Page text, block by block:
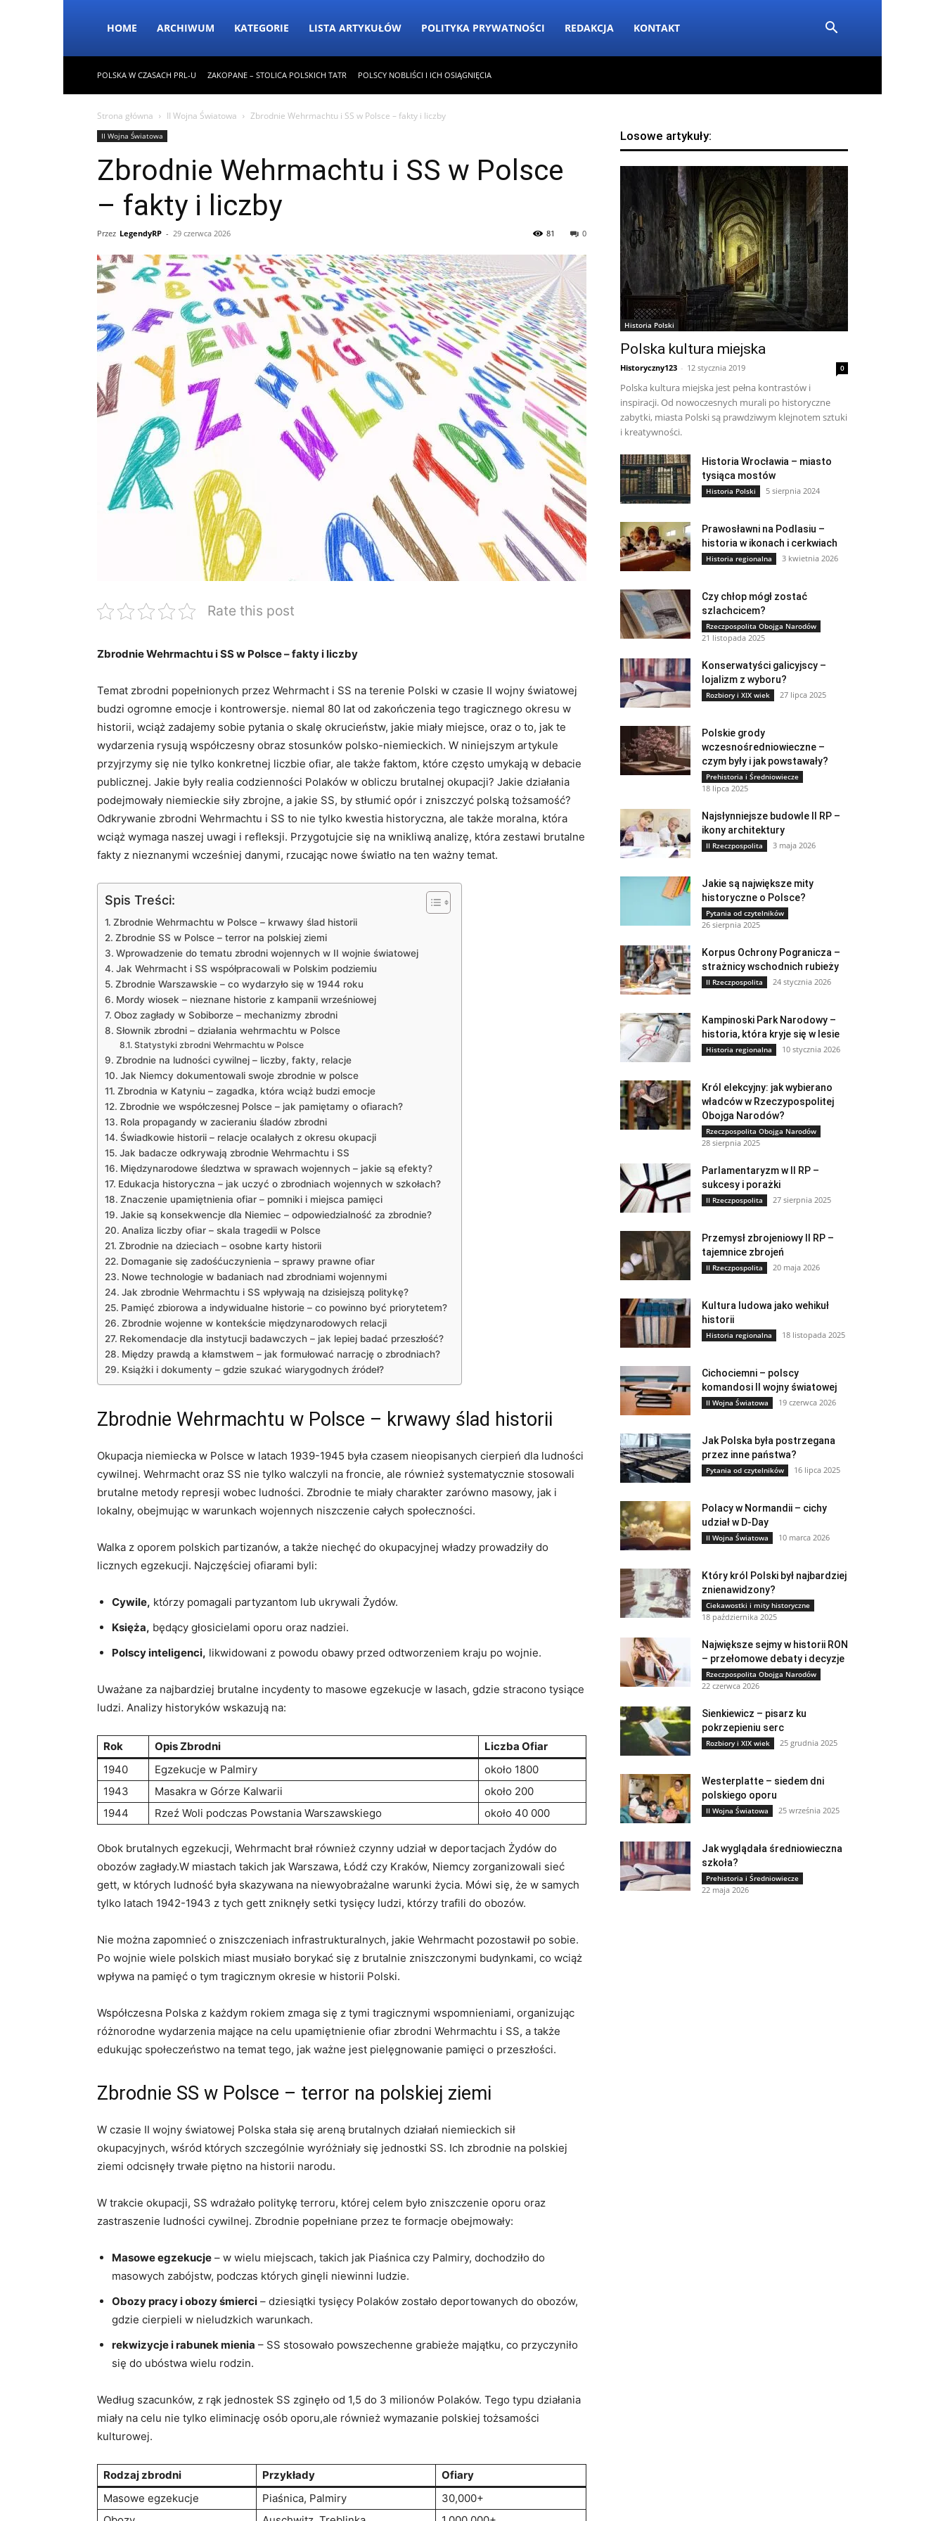
HOME ARCHIWUM KATEGORIE LISTA ARTYKUŁÓW POLITYKA PRYWATNOŚCI REDAKCJA KONTAKT
POLSKA W CZASACH PRL-U ZAKOPANE – STOLICA POLSKICH TATR POLSCY NOBLIŚCI I ICH OSIĄGNIĘCIA
Strona główna II Wojna Światowa Zbrodnie Wehrmachtu i SS w Polsce – fakty i liczby
II Wojna Światowa
Zbrodnie Wehrmachtu i SS w Polsce
– fakty i liczby
Przez LegendyRP - 29 czerwca 2026 0
81
Rate this post
Zbrodnie Wehrmachtu i SS w Polsce – fakty i liczby
Temat zbrodni popełnionych przez Wehrmacht i SS na terenie Polski w czasie II wojny światowej
budzi ogromne emocje i kontrowersje. niemal 80 lat od zakończenia tego tragicznego okresu w
historii, wciąż zadajemy sobie pytania o skalę okrucieństw, jakie miały miejsce, oraz o to, jak te
wydarzenia rysują współczesny obraz stosunków polsko-niemieckich. W niniejszym artykule
przyjrzymy się nie tylko konkretnej liczbie ofiar, ale także faktom, które często umykają w debacie
publicznej. Jakie były realia codzienności Polaków w obliczu brutalnej okupacji? Jakie działania
podejmowały niemieckie siły zbrojne, a jakie SS, by stłumić opór i zniszczyć polską tożsamość?
Odkrywanie zbrodni Wehrmachtu i SS to nie tylko kwestia historyczna, ale także moralna, która
wciąż wymaga naszej uwagi i refleksji. Przygotujcie się na wnikliwą analizę, która zestawi brutalne
fakty z nieznanymi wcześniej danymi, rzucając nowe światło na ten ważny temat.
Spis Treści:
Zbrodnie Wehrmachtu w Polsce – krwawy ślad historii
Zbrodnie SS w Polsce – terror na polskiej ziemi
Wprowadzenie do tematu zbrodni wojennych w II wojnie światowej
Jak Wehrmacht i SS współpracowali w Polskim podziemiu
Zbrodnie Warszawskie – co wydarzyło się w 1944 roku
Mordy wiosek – nieznane historie z kampanii wrześniowej
Oboz zagłady w Sobiborze – mechanizmy zbrodni
Słownik zbrodni – działania wehrmachtu w Polsce
Statystyki zbrodni Wehrmachtu w Polsce
Zbrodnie na ludności cywilnej – liczby, fakty, relacje
Jak Niemcy dokumentowali swoje zbrodnie w polsce
Zbrodnia w Katyniu – zagadka, która wciąż budzi emocje
Zbrodnie we współczesnej Polsce – jak pamiętamy o ofiarach?
Rola propagandy w zacieraniu śladów zbrodni
Świadkowie historii – relacje ocalałych z okresu okupacji
Jak badacze odkrywają zbrodnie Wehrmachtu i SS
Międzynarodowe śledztwa w sprawach wojennych – jakie są efekty?
Edukacja historyczna – jak uczyć o zbrodniach wojennych w szkołach?
Znaczenie upamiętnienia ofiar – pomniki i miejsca pamięci
Jakie są konsekwencje dla Niemiec – odpowiedzialność za zbrodnie?
Analiza liczby ofiar – skala tragedii w Polsce
Zbrodnie na dzieciach – osobne karty historii
Domaganie się zadośćuczynienia – sprawy prawne ofiar
Nowe technologie w badaniach nad zbrodniami wojennymi
Jak zbrodnie Wehrmachtu i SS wpływają na dzisiejszą politykę?
Pamięć zbiorowa a indywidualne historie – co powinno być priorytetem?
Zbrodnie wojenne w kontekście międzynarodowych relacji
Rekomendacje dla instytucji badawczych – jak lepiej badać przeszłość?
Między prawdą a kłamstwem – jak formułować narrację o zbrodniach?
Książki i dokumenty – gdzie szukać wiarygodnych źródeł?
Zbrodnie Wehrmachtu w Polsce – krwawy ślad historii
Okupacja niemiecka w Polsce w latach 1939-1945 była czasem nieopisanych cierpień dla ludności
cywilnej. Wehrmacht oraz SS nie tylko walczyli na froncie, ale również systematycznie stosowali
brutalne metody represji wobec ludności. Zbrodnie te miały charakter zarówno masowy, jak i
lokalny, obejmując w warunkach wojennych niszczenie całych społeczności.
Walka z oporem polskich partizanów, a także niechęć do okupacyjnej władzy prowadziły do
licznych egzekucji. Najczęściej ofiarami byli:
Cywile, którzy pomagali partyzantom lub ukrywali Żydów.
Księża, będący głosicielami oporu oraz nadziei.
Polscy inteligenci, likwidowani z powodu obawy przed odtworzeniem kraju po wojnie.
Uważane za najbardziej brutalne incydenty to masowe egzekucje w lasach, gdzie stracono tysiące
ludzi. Analizy historyków wskazują na:
Rok Opis Zbrodni
Liczba Ofiar
1940
Egzekucje w Palmiry
około 1800
1943
Masakra w Górze Kalwarii
około 200
1944
Rzeź Woli podczas Powstania Warszawskiego około 40 000
Obok brutalnych egzekucji, Wehrmacht brał również czynny udział w deportacjach Żydów do
obozów zagłady.W miastach takich jak Warszawa, Łódź czy Kraków, Niemcy zorganizowali sieć
gett, w których ludność była skazywana na niewyobrażalne warunki życia. Mówi się, że w samych
tylko latach 1942-1943 z tych gett zniknęły setki tysięcy ludzi, którzy trafili do obozów.
Nie można zapomnieć o zniszczeniach infrastrukturalnych, jakie Wehrmacht pozostawił po sobie.
Po wojnie wiele polskich miast musiało borykać się z brutalnie zniszczonymi budynkami, co wciąż
wpływa na pamięć o tym tragicznym okresie w historii Polski.
Współczesna Polska z każdym rokiem zmaga się z tymi tragicznymi wspomnieniami, organizując
różnorodne wydarzenia mające na celu upamiętnienie ofiar zbrodni Wehrmachtu i SS, a także
edukując społeczeństwo na temat tego, jak ważne jest pielęgnowanie pamięci o przeszłości.
Zbrodnie SS w Polsce – terror na polskiej ziemi
W czasie II wojny światowej Polska stała się areną brutalnych działań niemieckich sił
okupacyjnych, wśród których szczególnie wyróżniały się jednostki SS. Ich zbrodnie na polskiej
ziemi odcisnęły trwałe piętno na historii narodu.
W trakcie okupacji, SS wdrażało politykę terroru, której celem było zniszczenie oporu oraz
zastraszenie ludności cywilnej. Zbrodnie popełniane przez te formacje obejmowały:
Masowe egzekucje – w wielu miejscach, takich jak Piaśnica czy Palmiry, dochodziło do
masowych zabójstw, podczas których ginęli niewinni ludzie.
Obozy pracy i obozy śmierci – dziesiątki tysięcy Polaków zostało deportowanych do obozów,
gdzie cierpieli w nieludzkich warunkach.
rekwizycje i rabunek mienia – SS stosowało powszechenne grabieże majątku, co przyczyniło
się do ubóstwa wielu rodzin.
Według szacunków, z rąk jednostek SS zginęło od 1,5 do 3 milionów Polaków. Tego typu działania
miały na celu nie tylko eliminację osób oporu,ale również wymazanie polskiej tożsamości
kulturowej.
Rodzaj zbrodni Przykłady
Ofiary
Masowe egzekucje
Piaśnica, Palmiry
30,000+
Losowe artykuły:
Historia Polski
Polska kultura miejska
Historyczny123 - 12 stycznia 2019 0
Polska kultura miejska jest pełna kontrastów i
inspiracji. Od nowoczesnych murali po historyczne
zabytki, miasta Polski są prawdziwym klejnotem sztuki
i kreatywności.
Historia Wrocławia – miasto
tysiąca mostów
Historia Polski 5 sierpnia 2024
Prawosławni na Podlasiu –
historia w ikonach i cerkwiach
Historia regionalna 3 kwietnia 2026
Czy chłop mógł zostać
szlachcicem?
Rzeczpospolita Obojga Narodów
21 listopada 2025
Konserwatyści galicyjscy –
lojalizm z wyboru?
Rozbiory i XIX wiek 27 lipca 2025
Polskie grody
wczesnośredniowieczne –
czym były i jak powstawały?
Prehistoria i Średniowiecze
18 lipca 2025
Najsłynniejsze budowle II RP –
ikony architektury
II Rzeczpospolita 3 maja 2026
Jakie są największe mity
historyczne o Polsce?
Pytania od czytelników
26 sierpnia 2025
Korpus Ochrony Pogranicza –
strażnicy wschodnich rubieży
II Rzeczpospolita 24 stycznia 2026
Kampinoski Park Narodowy –
historia, która kryje się w lesie
Historia regionalna 10 stycznia 2026
Król elekcyjny: jak wybierano
władców w Rzeczypospolitej
Obojga Narodów?
Rzeczpospolita Obojga Narodów
28 sierpnia 2025
Parlamentaryzm w II RP –
sukcesy i porażki
II Rzeczpospolita 27 sierpnia 2025
Przemysł zbrojeniowy II RP –
tajemnice zbrojeń
II Rzeczpospolita 20 maja 2026
Kultura ludowa jako wehikuł
historii
Historia regionalna 18 listopada 2025
Cichociemni – polscy
komandosi II wojny światowej
II Wojna Światowa 19 czerwca 2026
Jak Polska była postrzegana
przez inne państwa?
Pytania od czytelników 16 lipca 2025
Polacy w Normandii – cichy
udział w D-Day
II Wojna Światowa 10 marca 2026
Który król Polski był najbardziej
znienawidzony?
Ciekawostki i mity historyczne
18 października 2025
Największe sejmy w historii RON
– przełomowe debaty i decyzje
Rzeczpospolita Obojga Narodów
22 czerwca 2026
Sienkiewicz – pisarz ku
pokrzepieniu serc
Rozbiory i XIX wiek 25 grudnia 2025
Westerplatte – siedem dni
polskiego oporu
II Wojna Światowa 25 września 2025
Jak wyglądała średniowieczna
szkoła?
Prehistoria i Średniowiecze
22 maja 2026